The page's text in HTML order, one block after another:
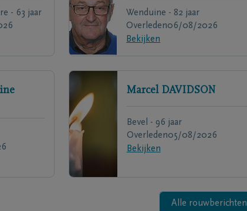
- 63 jaar
Wenduine - 82 jaar
Overleden06/08/2026
Bekijken
Marcel DAVIDSON
Bevel - 96 jaar
Overleden05/08/2026
Bekijken
Alle rouwberichten